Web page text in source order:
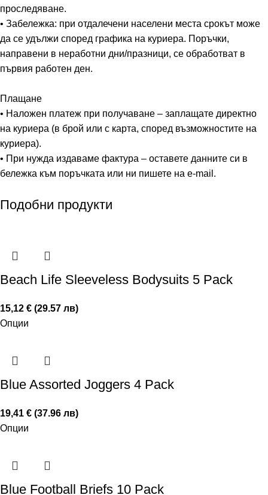
проследяване.
• Забележка: при отдалечени населени места срокът може
да се удължи според графика на куриера. Поръчки,
направени в неработни дни/празници, се обработват в
първия работен ден.
Плащане
• Наложен платеж при получаване – заплащате директно
на куриера (в брой или с карта, според възможностите на
куриера).
• При нужда издаваме фактура – оставете данните си в
бележка към поръчката или ни пишете на e-mail.
Подобни продукти
Beach Life Sleeveless Bodysuits 5 Pack
15,12 € (29.57 лв)
Опции
Blue Assorted Joggers 4 Pack
19,41 € (37.96 лв)
Опции
Blue Football Briefs 10 Pack